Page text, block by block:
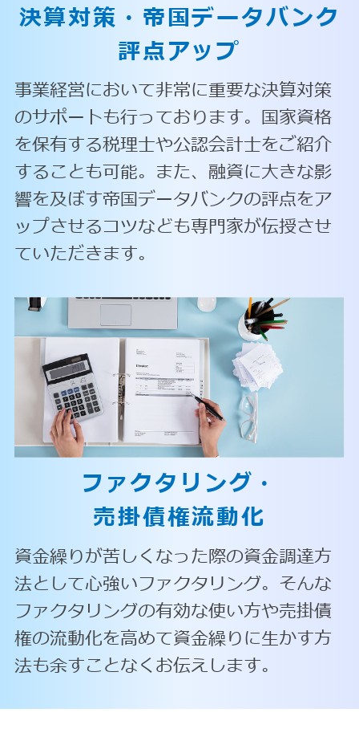
決算対策・ 帝国データバンク
評点アップ
事業経営において非常に重要な決算対策
のサポートも行っております。国家資格
を保有する税理士や公認会計士をご紹介
することも可能。また、融資に大きな影
響を及ぼす帝国データバンクの評点をア
ップさせるコツなども専門家が伝授させ
ていただきます。
ファクタリング・
売掛債権流動化
資金繰りが苦しくなった際の資金調達方
法として心強いファクタリング。そんな
ファクタリングの有効な使い方や売掛債
権の流動化を高めて資金繰りに生かす方
法も余すことなくお伝えします。